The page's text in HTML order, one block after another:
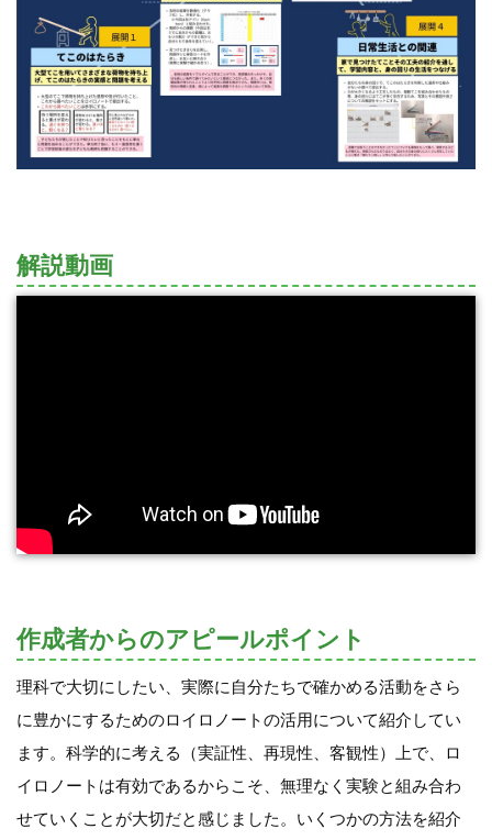
解説動画
作成者からのアピールポイント
理科で大切にしたい、実際に自分たちで確かめる活動をさら
に豊かにするためのロイロノートの活用について紹介してい
ます。科学的に考える（実証性、再現性、客観性）上で、ロ
イロノートは有効であるからこそ、無理なく実験と組み合わ
せていくことが大切だと感じました。いくつかの方法を紹介